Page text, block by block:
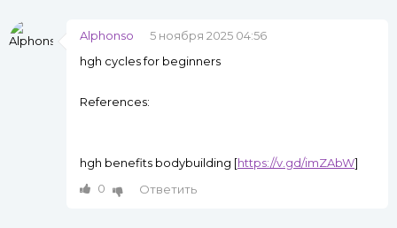
Alphonso
5 ноября 2025 04:56
hgh cycles for beginners
References:
hgh benefits bodybuilding [https://v.gd/imZAbW]
0
Ответить